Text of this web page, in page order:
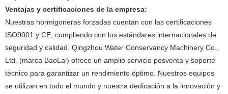
Ventajas y certificaciones de la empresa:
Nuestras hormigoneras forzadas cuentan con las certificaciones
ISO9001 y CE, cumpliendo con los estándares internacionales de
seguridad y calidad. Qingzhou Water Conservancy Machinery Co.,
Ltd. (marca BaoLai) ofrece un amplio servicio posventa y soporte
técnico para garantizar un rendimiento óptimo. Nuestros equipos
se utilizan en todo el mundo y nuestra dedicación a la innovación y